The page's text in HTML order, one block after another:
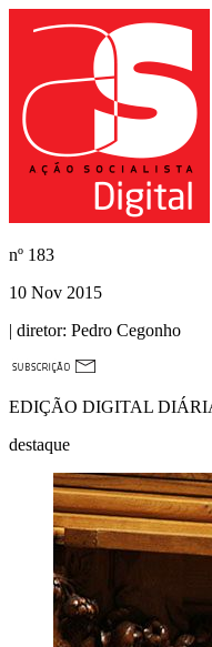
nº 183
10 Nov 2015
| diretor: Pedro Cegonho
EDIÇÃO DIGITAL
destaque